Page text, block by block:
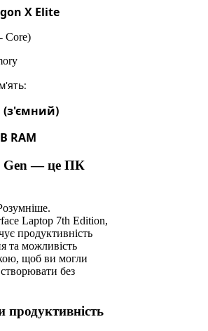
X Elite
Core)
(з'ємний)
RAM
Gen — це ПК
Laptop 7th Edition,
продуктивність
та можливість
щоб ви могли
без
продуктивність